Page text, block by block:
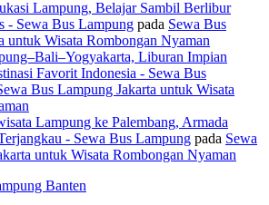
Lampung, Belajar Sambil Berlibur
- Sewa Bus Lampung pada Sewa Bus
untuk Wisata Rombongan Nyaman
Liburan Impian
Favorit Indonesia - Sewa Bus
Bus Lampung Jakarta untuk Wisata
Lampung ke Palembang, Armada
- Sewa Bus Lampung pada Sewa
untuk Wisata Rombongan Nyaman